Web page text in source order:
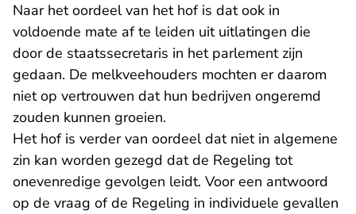
Naar het oordeel van het hof is dat ook in
voldoende mate af te leiden uit uitlatingen die
door de staatssecretaris in het parlement zijn
gedaan. De melkveehouders mochten er daarom
niet op vertrouwen dat hun bedrijven ongeremd
zouden kunnen groeien.
Het hof is verder van oordeel dat niet in algemene
zin kan worden gezegd dat de Regeling tot
onevenredige gevolgen leidt. Voor een antwoord
op de vraag of de Regeling in individuele gevallen